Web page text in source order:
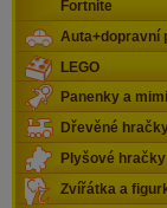
Fortnite
Auta+dopravní
LEGO
Panenky a
Dřevěné
Plyšové hračky
Zvířátka a